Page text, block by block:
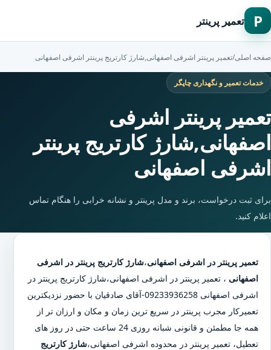
P تعمیر پرینتر
صفحه اصلی/تعمیر پرینتر اشرفی اصفهانی,شارژ کارتریج پرینتر اشرفی اصفهانی
خدمات تعمیر و نگهداری چاپگر
تعمیر پرینتر اشرفی
اصفهانی,شارژ کارتریج پرینتر
اشرفی اصفهانی
برای ثبت درخواست، برند و مدل پرینتر و نشانه خرابی را هنگام تماس
اعلام کنید.
تعمیر پرینتر در اشرفی اصفهانی،شارژ کارتریج پرینتر در اشرفی
اصفهانی ، تعمیر پرینتر در اشرفی اصفهانی،شارژ کارتریج پرینتر در
اشرفی اصفهانی
09233936258-آقای صادقیان با حضور نزدیکترین
تعمیرکار مجرب پرینتر در سریع ترین زمان و مکان و ارزان تر از
همه جا مطمئن و قانونی شبانه روزی 24 ساعت حتی در روز های
تعطیل، تعمیر پرینتر در محدوده اشرفی اصفهانی،شارژ کارتریج